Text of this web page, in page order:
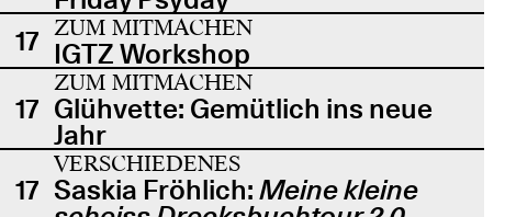
17 ZUM MITMACHEN
IGTZ Workshop
17
ZUM MITMACHEN
Glühvette: Gemütlich ins neue
Jahr
17
VERSCHIEDENES
Saskia Fröhlich: Meine kleine